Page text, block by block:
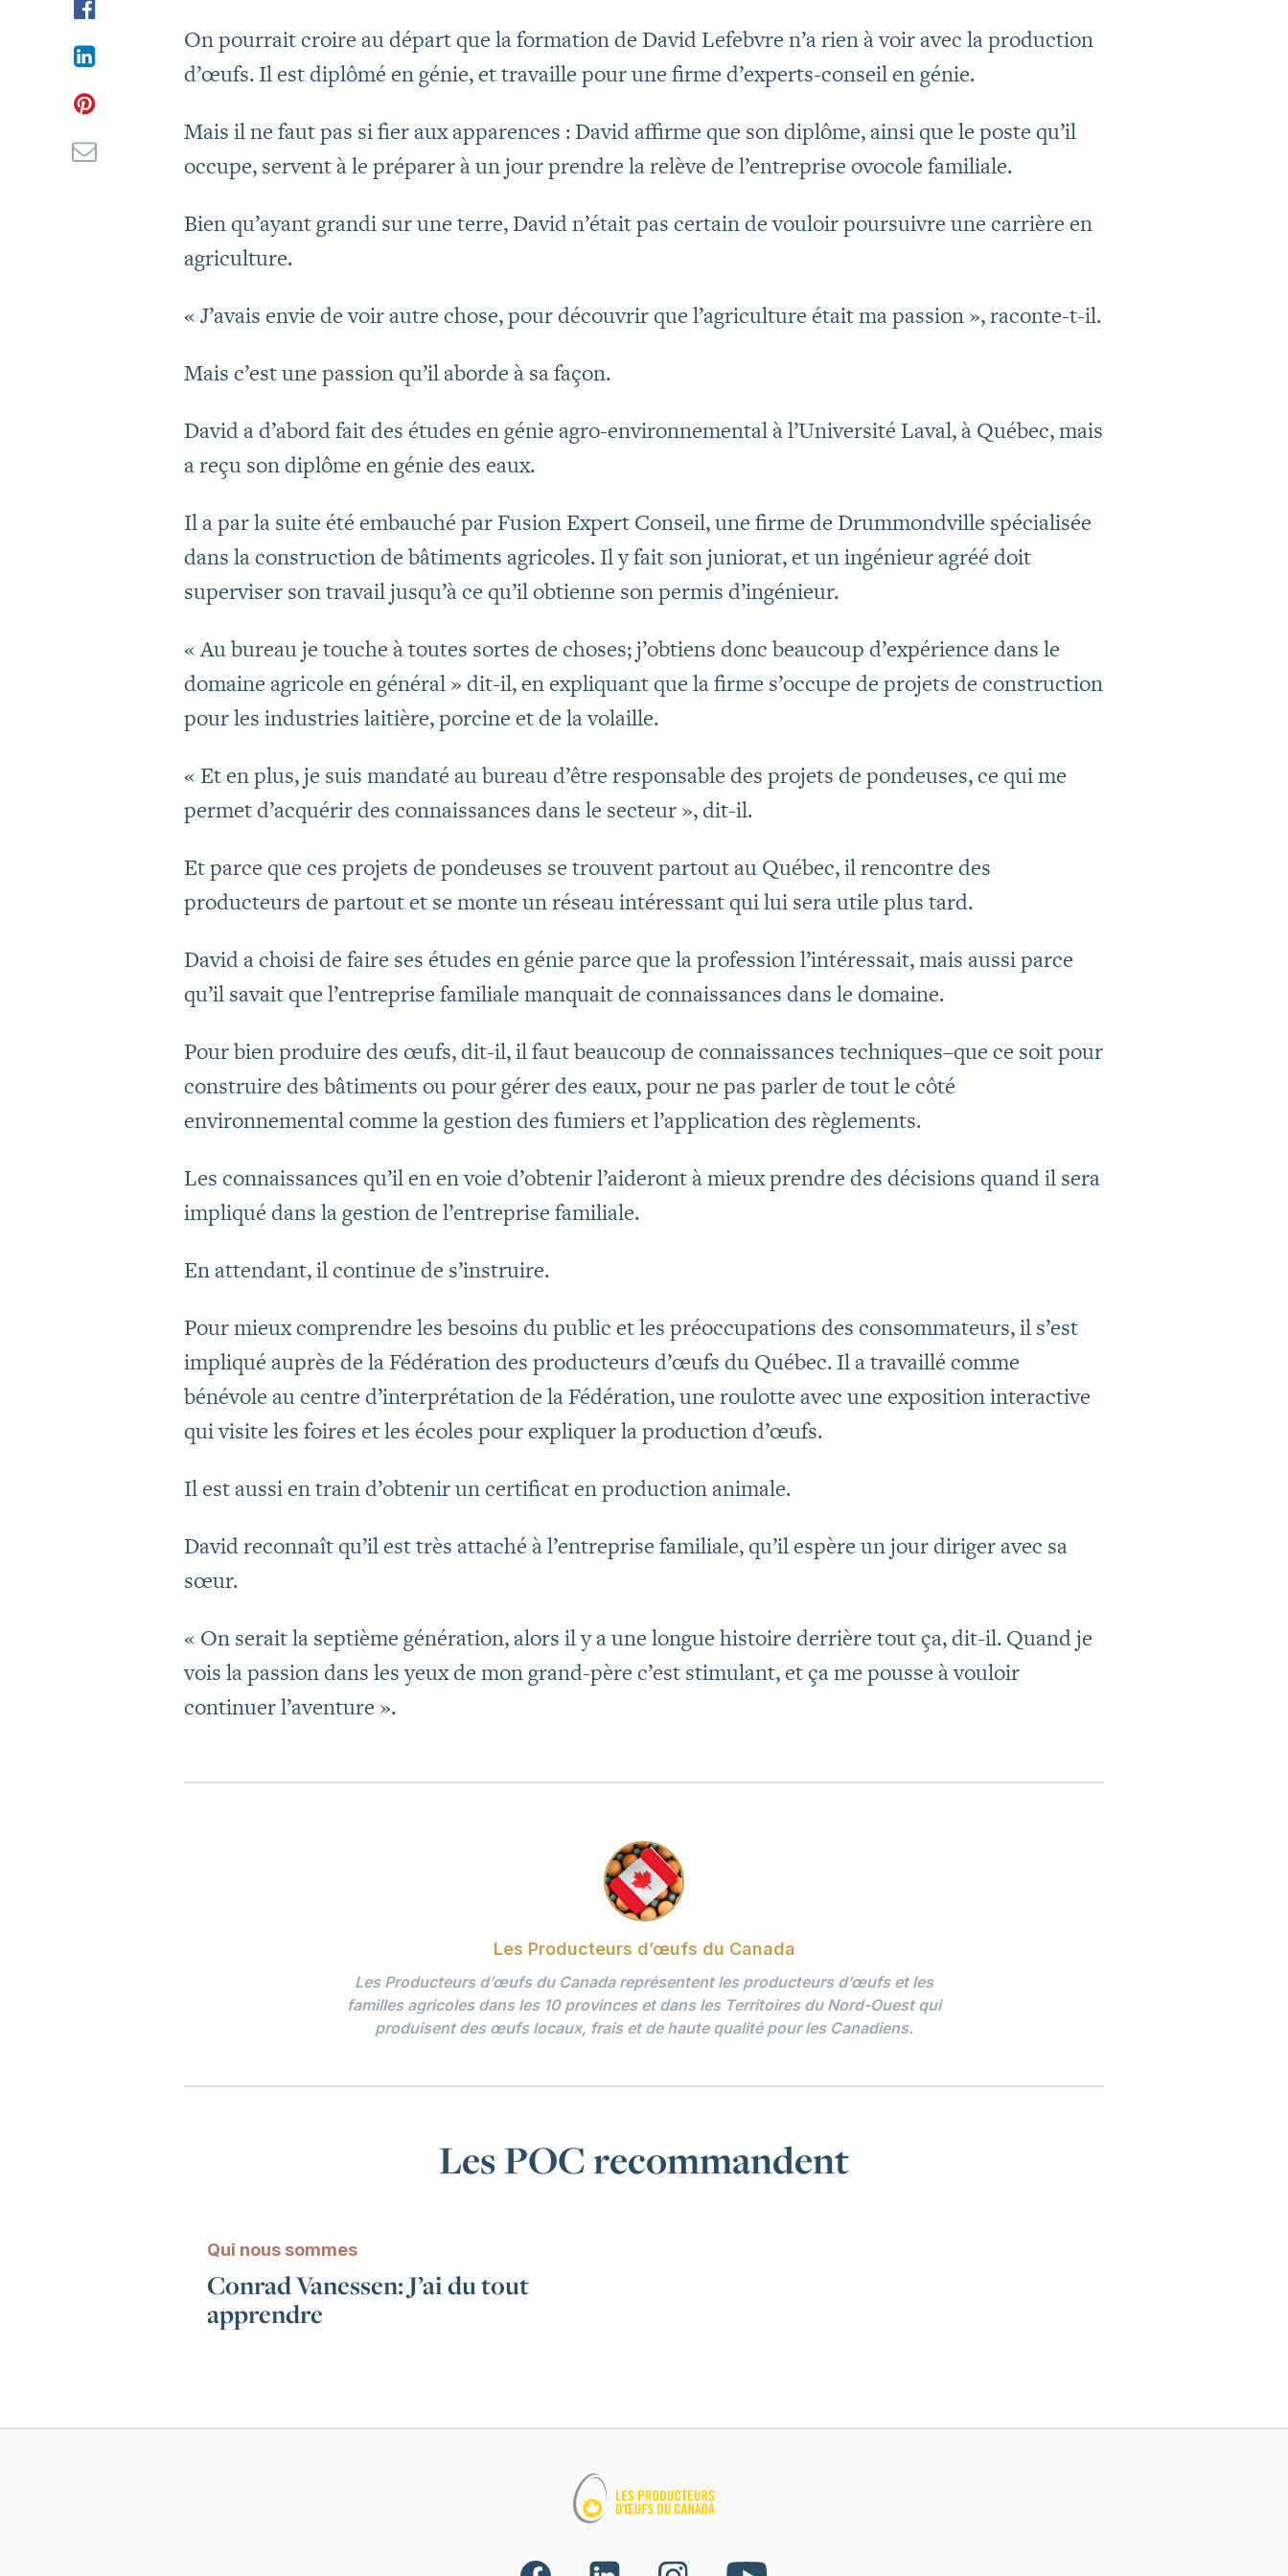
On pourrait croire au départ que la formation de David Lefebvre n’a rien à voir avec la production
d’œufs. Il est diplômé en génie, et travaille pour une firme d’experts-conseil en génie.
Mais il ne faut pas si fier aux apparences : David affirme que son diplôme, ainsi que le poste qu’il
occupe, servent à le préparer à un jour prendre la relève de l’entreprise ovocole familiale.
Bien qu’ayant grandi sur une terre, David n’était pas certain de vouloir poursuivre une carrière en
agriculture.
« J’avais envie de voir autre chose, pour découvrir que l’agriculture était ma passion », raconte-t-il.
Mais c’est une passion qu’il aborde à sa façon.
David a d’abord fait des études en génie agro-environnemental à l’Université Laval, à Québec, mais
a reçu son diplôme en génie des eaux.
Il a par la suite été embauché par Fusion Expert Conseil, une firme de Drummondville spécialisée
dans la construction de bâtiments agricoles. Il y fait son juniorat, et un ingénieur agréé doit
superviser son travail jusqu’à ce qu’il obtienne son permis d’ingénieur.
« Au bureau je touche à toutes sortes de choses; j’obtiens donc beaucoup d’expérience dans le
domaine agricole en général » dit-il, en expliquant que la firme s’occupe de projets de construction
pour les industries laitière, porcine et de la volaille.
« Et en plus, je suis mandaté au bureau d’être responsable des projets de pondeuses, ce qui me
permet d’acquérir des connaissances dans le secteur », dit-il.
Et parce que ces projets de pondeuses se trouvent partout au Québec, il rencontre des
producteurs de partout et se monte un réseau intéressant qui lui sera utile plus tard.
David a choisi de faire ses études en génie parce que la profession l’intéressait, mais aussi parce
qu’il savait que l’entreprise familiale manquait de connaissances dans le domaine.
Pour bien produire des œufs, dit-il, il faut beaucoup de connaissances techniques–que ce soit pour
construire des bâtiments ou pour gérer des eaux, pour ne pas parler de tout le côté
environnemental comme la gestion des fumiers et l’application des règlements.
Les connaissances qu’il en en voie d’obtenir l’aideront à mieux prendre des décisions quand il sera
impliqué dans la gestion de l’entreprise familiale.
En attendant, il continue de s’instruire.
Pour mieux comprendre les besoins du public et les préoccupations des consommateurs, il s’est
impliqué auprès de la Fédération des producteurs d’œufs du Québec. Il a travaillé comme
bénévole au centre d’interprétation de la Fédération, une roulotte avec une exposition interactive
qui visite les foires et les écoles pour expliquer la production d’œufs.
Il est aussi en train d’obtenir un certificat en production animale.
David reconnaît qu’il est très attaché à l’entreprise familiale, qu’il espère un jour diriger avec sa
sœur.
« On serait la septième génération, alors il y a une longue histoire derrière tout ça, dit-il. Quand je
vois la passion dans les yeux de mon grand-père c’est stimulant, et ça me pousse à vouloir
continuer l’aventure ».
Les Producteurs d’œufs du Canada
Les Producteurs d’œufs du Canada représentent les producteurs d’œufs et les
familles agricoles dans les 10 provinces et dans les Territoires du Nord-Ouest qui
produisent des œufs locaux, frais et de haute qualité pour les Canadiens.
Les POC recommandent
Qui nous sommes
Conrad Vanessen: J’ai du tout
apprendre